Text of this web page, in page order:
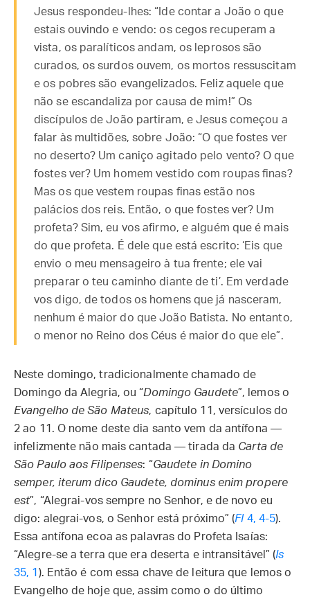
Jesus respondeu-lhes: “Ide contar a João o que
estais ouvindo e vendo: os cegos recuperam a
vista, os paralíticos andam, os leprosos são
curados, os surdos ouvem, os mortos ressuscitam
e os pobres são evangelizados. Feliz aquele que
não se escandaliza por causa de mim!” Os
discípulos de João partiram, e Jesus começou a
falar às multidões, sobre João: “O que fostes ver
no deserto? Um caniço agitado pelo vento? O que
fostes ver? Um homem vestido com roupas finas?
Mas os que vestem roupas finas estão nos
palácios dos reis. Então, o que fostes ver? Um
profeta? Sim, eu vos afirmo, e alguém que é mais
do que profeta. É dele que está escrito: ‘Eis que
envio o meu mensageiro à tua frente; ele vai
preparar o teu caminho diante de ti’. Em verdade
vos digo, de todos os homens que já nasceram,
nenhum é maior do que João Batista. No entanto,
o menor no Reino dos Céus é maior do que ele”.
Neste domingo, tradicionalmente chamado de
Domingo da Alegria, ou “Domingo Gaudete”, lemos o
Evangelho de São Mateus, capítulo 11, versículos do
2 ao 11. O nome deste dia santo vem da antífona —
infelizmente não mais cantada — tirada da Carta de
São Paulo aos Filipenses: “Gaudete in Domino
semper, iterum dico Gaudete, dominus enim propere
est”, “Alegrai-vos sempre no Senhor, e de novo eu
digo: alegrai-vos, o Senhor está próximo” (Fl 4, 4-5).
Essa antífona ecoa as palavras do Profeta Isaías:
“Alegre-se a terra que era deserta e intransitável” (Is
35, 1 ). Então é com essa chave de leitura que lemos o
Evangelho de hoje que, assim como o do último